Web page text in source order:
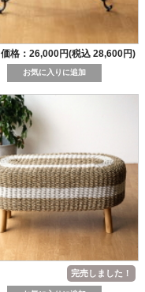
価格：26,000円(税込 28,600円)
完売しました！